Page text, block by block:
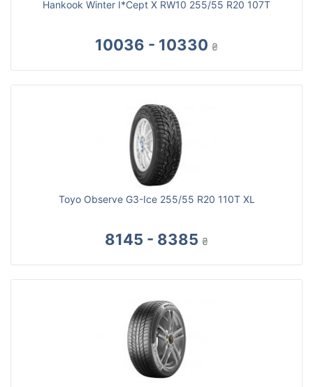
Hankook Winter I*Cept X RW10 255/55 R20 107T
10036 - 10330 ₴
Toyo Observe G3-Ice 255/55 R20 110T XL
8145 - 8385 ₴